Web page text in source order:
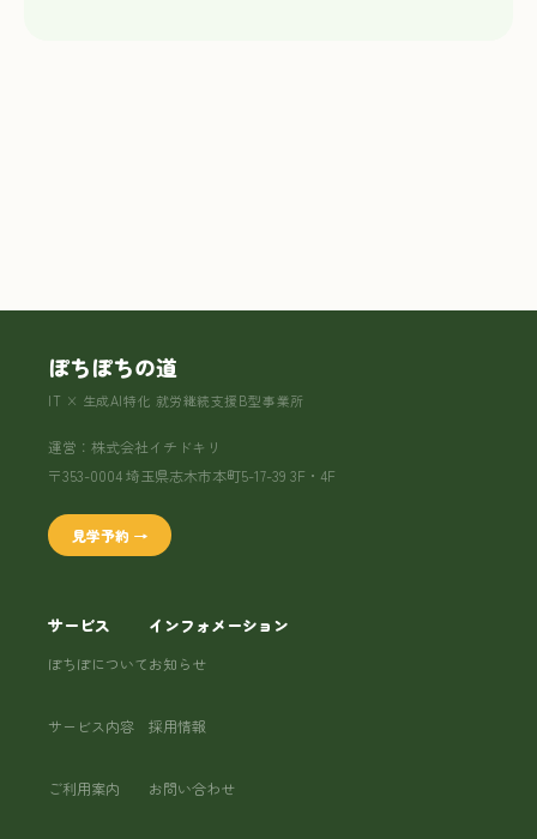
ぽちぽちの道
IT × 生成AI特化 就労継続支援B型事業所
運営：株式会社イチドキリ
〒353-0004 埼玉県志木市本町5-17-39 3F・4F
見学予約 →
サービス
ぽちぽについて
サービス内容
ご利用案内
インフォメーション
お知らせ
採用情報
お問い合わせ